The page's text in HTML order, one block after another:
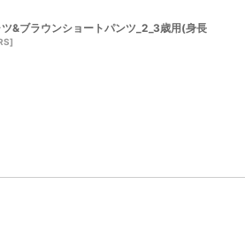
&ブラウンショートパンツ_2_3歳用(身長
]